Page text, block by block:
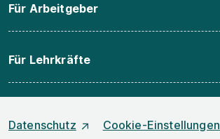
Für Arbeitgeber
Für Lehrkräfte
Datenschutz Cookie-Einstellungen